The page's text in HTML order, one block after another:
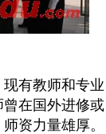
有教师和专业
在国外进修或
资力量雄厚。